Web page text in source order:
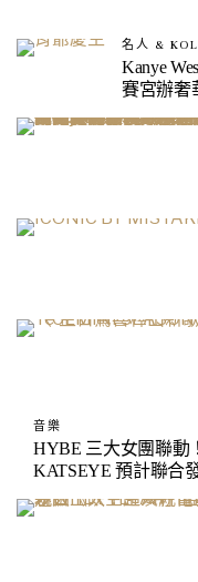
名人 & KOL
Kanye
賽宮辦奢
音樂
HYBE 三大女團聯動
KATSEYE 預計聯合